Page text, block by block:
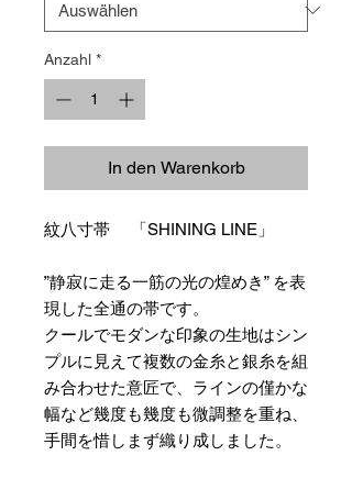
Anzahl *
In den Warenkorb
紋八寸帯 「SHINING LINE」
”静寂に走る一筋の光の煌めき” を表
現した全通の帯です。
クールでモダンな印象の生地はシン
プルに見えて複数の金糸と銀糸を組
み合わせた意匠で、ラインの僅かな
幅など幾度も幾度も微調整を重ね、
手間を惜しまず織り成しました。